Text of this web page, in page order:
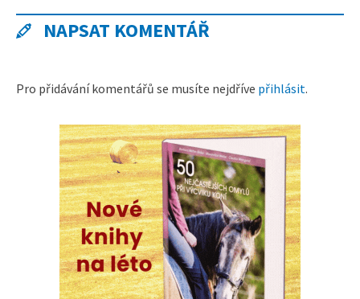
NAPSAT KOMENTÁŘ
Pro přidávání komentářů se musíte nejdříve přihlásit.